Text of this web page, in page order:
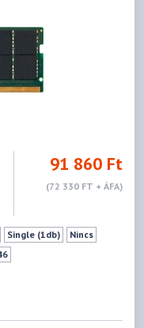
91 860 Ft
(72 330 FT + ÁFA)
Single (1db)
Nincs